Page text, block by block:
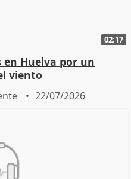
02:17
en Huelva por un
viento
22/07/2026